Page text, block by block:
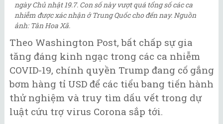
ngày Chủ nhật 19.7. Con số này vượt quá tổng số các ca
nhiễm được xác nhận ở Trung Quốc cho đến nay. Nguồn
ảnh: Tân Hoa Xã.
Theo Washington Post, bất chấp sự gia
tăng đáng kinh ngạc trong các ca nhiễm
COVID-19, chính quyền Trump đang cố gắng
bơm hàng tỉ USD để các tiểu bang tiến hành
thử nghiệm và truy tìm dấu vết trong dự
luật cứu trợ virus Corona sắp tới.